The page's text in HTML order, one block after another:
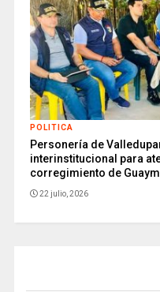
POLITICA
Personería de
interinstitucional para
corregimiento de
22 julio, 2026